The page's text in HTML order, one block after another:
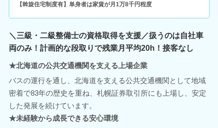
【斡旋住宅制度有】単身者は家賃が月1万8千円程度
＼三級・二級整備士の資格取得を支援／扱うのは自社車
両のみ！計画的な段取りで残業月平均20h！接客なし
★北海道の公共交通機関を支える上場企業
バスの運行を通し、北海道を支える公共交通機関として地域
密着で83年の歴史を重ね、札幌証券取引所にも上場し、安定
した発展を続けています。
★未経験から成長できる安心環境